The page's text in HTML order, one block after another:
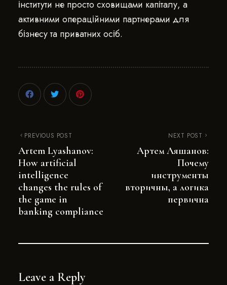
інститути не просто сховищами капіталу, а
активними операційними партнерами для
бізнесу та приватних осіб.
PREVIOUS POST
Artem Lyashanov:
How artificial
intelligence
changes the rules of
the game in
banking compliance
NEXT POST
Артем Ляшанов:
Почему
инструменты
вторичны, а логика
первична
Leave a Reply